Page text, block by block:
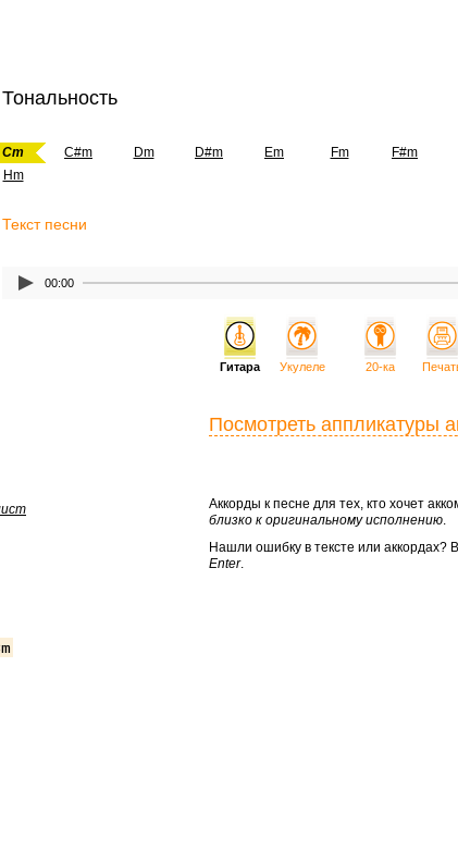
Тональность
Cm C#m Dm D#m Em Fm F#m
Hm
Текст песни
00:00
Гитара Укулеле 20-ка
Посмотреть аппликатуры
Аккорды к песне для тех, кто хочет
близко к оригинальному исполнению.
Нашли ошибку в тексте или
Enter.